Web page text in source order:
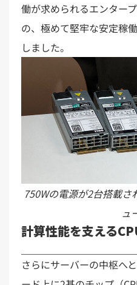
働が求められるエンター
の、極めて堅牢な安定稼
しました。
750Wの電源が2台搭載
ュ
計算性能を支える
さらにサーバーの中枢へ